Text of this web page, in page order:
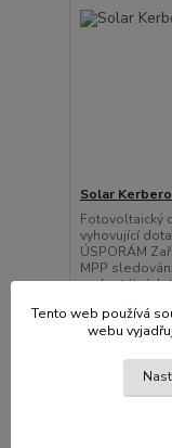
Solar
Fotovoltaický
vyhovující
ÚSPORÁM
MPP
vody státní
SOLAR
32 000 Kč
26 446 Kčbez
Tento web používá
webu